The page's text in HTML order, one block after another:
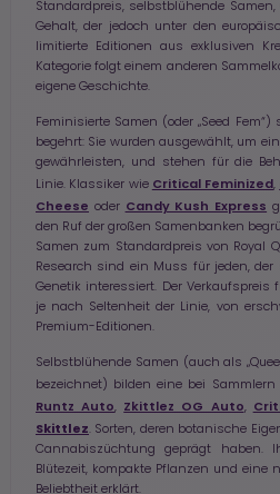
Standardpreis, selbstblühende
Gehalt, der jedoch unter den
limitierte Editionen aus exklusiven
Kategorie folgt einem anderen
eigene Geschichte.
Feminisierte Samen (oder „Seed
begehrt: Sie wurden ausgewählt, um
gewährleisten, und stehen für die
Linie. Klassiker wie Critical Feminized,
Cheese oder Candy Kush Express
den Ruf der großen Samenbanken
Samen zum Standardpreis von Royal
Research sind ein Muss für jeden,
Genetik interessiert. Der
je nach Seltenheit der Linie, von
Premium-Editionen.
Selbstblühende Samen (auch als
bezeichnet) bilden eine bei Sammlern
Runtz Auto, Zkittlez OG Auto,
Skittlez. Sorten, deren botanische
Cannabiszüchtung geprägt haben.
Blütezeit, kompakte Pflanzen und eine
Beliebtheit erklärt.